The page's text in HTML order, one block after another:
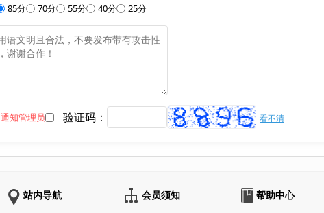
85分 70分 55分 40分 25分
通知管理员 验证码： 看不清
站内导航 会员须知 帮助中心